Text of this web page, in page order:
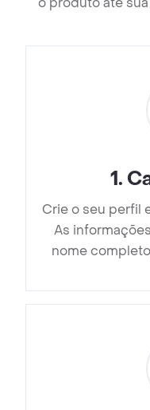
1.
Crie o seu perfil
As
nome